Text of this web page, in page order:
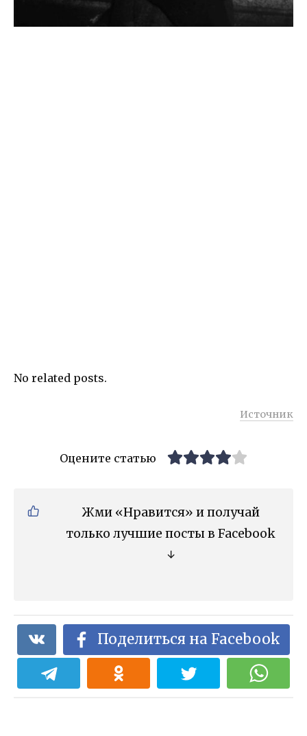
No related posts.
Источник
Оцените статью
Жми «Нравится» и получай
только лучшие посты в Facebook
↓
Поделиться на Facebook